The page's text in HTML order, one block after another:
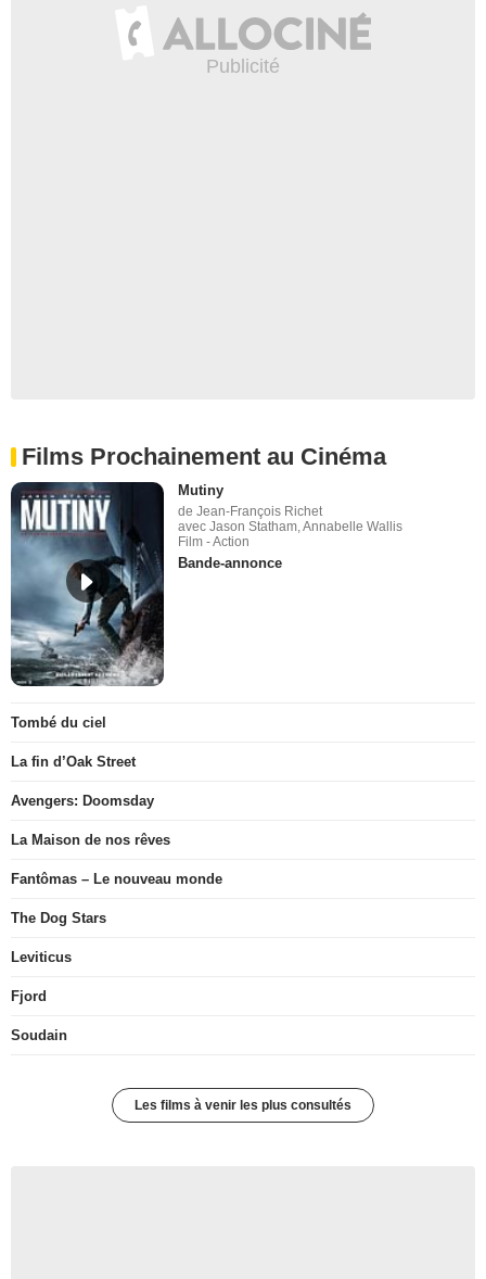
Films Prochainement au Cinéma
Mutiny
de Jean-François Richet
avec Jason Statham, Annabelle Wallis
Film - Action
Bande-annonce
Tombé du ciel
La fin d’Oak Street
Avengers: Doomsday
La Maison de nos rêves
Fantômas – Le nouveau monde
The Dog Stars
Leviticus
Fjord
Soudain
Les films à venir les plus consultés